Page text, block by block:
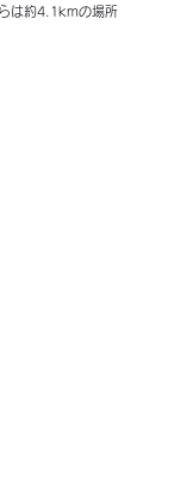
は約4.1kmの場所